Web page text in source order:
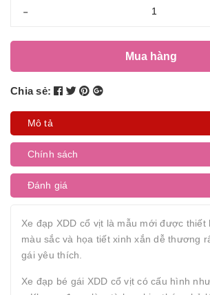
-
Mua hàng
Chia sẻ:
Mô tả
Chính sách
Đánh giá
Xe đạp XDD cổ vịt là mẫu mới được thiết
màu sắc và họa tiết xinh xắn dễ thương
gái yêu thích.
Xe đạp bé gái XDD cổ vịt có cấu hình